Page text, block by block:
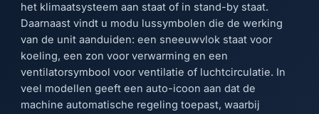
het klimaatsysteem aan staat of in stand-by staat.
Daarnaast vindt u modu lussymbolen die de werking
van de unit aanduiden: een sneeuwvlok staat voor
koeling, een zon voor verwarming en een
ventilatorsymbool voor ventilatie of luchtcirculatie. In
veel modellen geeft een auto-icoon aan dat de
machine automatische regeling toepast, waarbij